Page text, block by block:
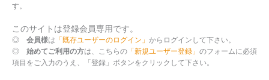
す。
このサイトは登録会員専用です。
◎ 会員様は 「既存ユーザーのログイン」 からログインして下さい。
◎ 始めてご利用の方は、こちらの 「新規ユーザー登録」 のフォームに必須
項目をご入力のうえ、「登録」ボタンをクリックして下さい。